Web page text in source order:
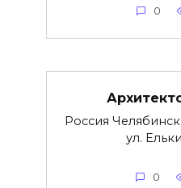
0
Россия
ул.
0